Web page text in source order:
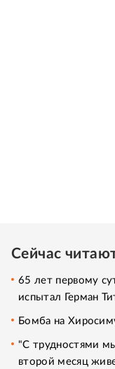
Сейчас
65 лет первому
испытал Герман
Бомба на
"С трудностями
второй месяц